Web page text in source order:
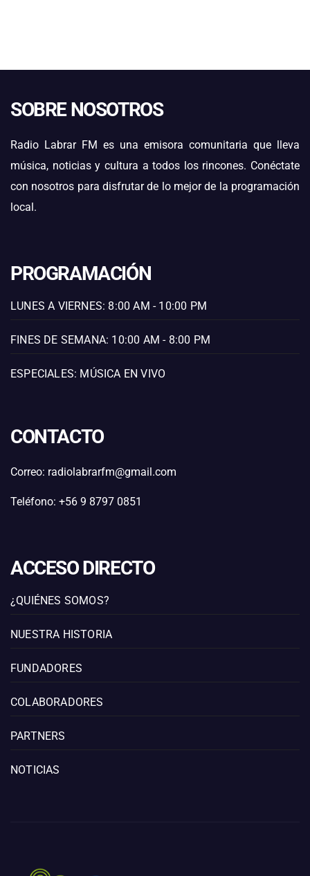
SOBRE NOSOTROS
Radio Labrar FM es una emisora comunitaria que lleva
música, noticias y cultura a todos los rincones. Conéctate
con nosotros para disfrutar de lo mejor de la programación
local.
PROGRAMACIÓN
LUNES A VIERNES: 8:00 AM - 10:00 PM
FINES DE SEMANA: 10:00 AM - 8:00 PM
ESPECIALES: MÚSICA EN VIVO
CONTACTO
Correo: radiolabrarfm@gmail.com
Teléfono: +56 9 8797 0851
ACCESO DIRECTO
¿QUIÉNES SOMOS?
NUESTRA HISTORIA
FUNDADORES
COLABORADORES
PARTNERS
NOTICIAS